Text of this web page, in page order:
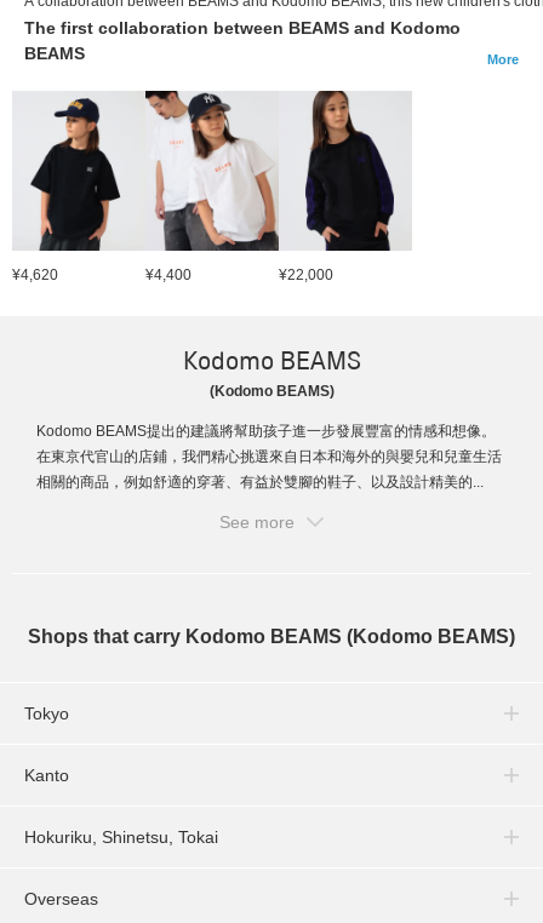
The first collaboration between BEAMS and Kodomo
BEAMS
More
¥4,620 ¥4,400 ¥22,000
Kodomo BEAMS
(Kodomo BEAMS)
Kodomo BEAMS提出的建議將幫助孩子進一步發展豐富的情感和想像。
在東京代官山的店鋪，我們精心挑選來自日本和海外的與嬰兒和兒童生活
相關的商品，例如舒適的穿著、有益於雙腳的鞋子、以及設計精美的...
See more
Shops that carry Kodomo BEAMS (Kodomo BEAMS)
Tokyo
Kanto
Hokuriku, Shinetsu, Tokai
Overseas